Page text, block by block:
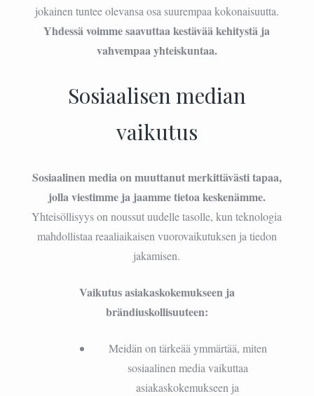
jokainen tuntee olevansa osa suurempaa kokonaisuutta.
Yhdessä voimme saavuttaa kestävää kehitystä ja
vahvempaa yhteiskuntaa.
Sosiaalisen median
vaikutus
Sosiaalinen media on muuttanut merkittävästi tapaa,
jolla viestimme ja jaamme tietoa keskenämme.
Yhteisöllisyys on noussut uudelle tasolle, kun teknologia
mahdollistaa reaaliaikaisen vuorovaikutuksen ja tiedon
jakamisen.
Vaikutus asiakaskokemukseen ja
brändiuskollisuuteen:
Meidän on tärkeää ymmärtää, miten
sosiaalinen media vaikuttaa
asiakaskokemukseen ja